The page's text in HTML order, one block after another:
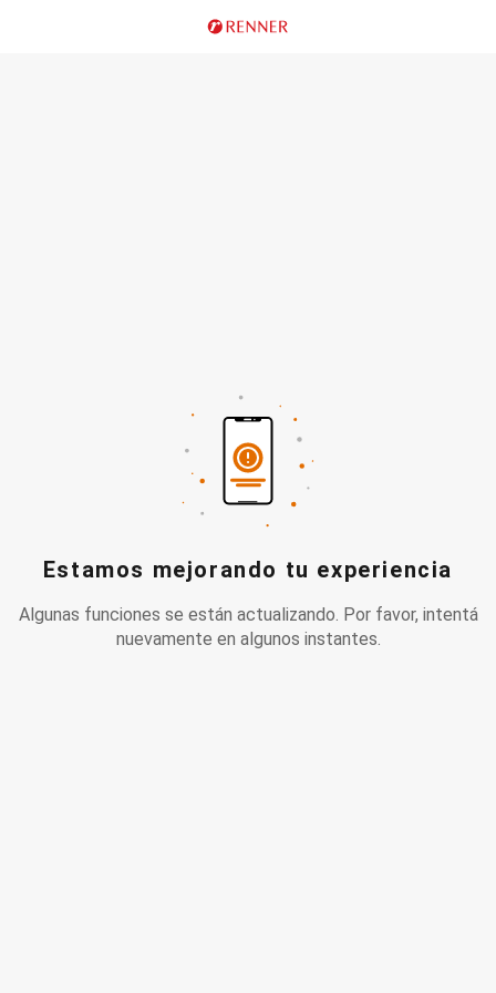
Estamos mejorando tu experiencia
Algunas funciones se están actualizando. Por favor, intentá
nuevamente en algunos instantes.